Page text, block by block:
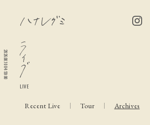
2026.08.10 04:59:01
LIVE
Recent Live Tour Archives